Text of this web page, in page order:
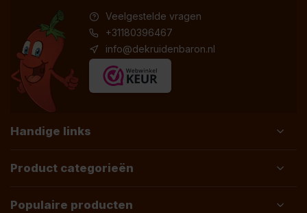
Veelgestelde vragen
+31180396467
info@dekruidenbaron.nl
Handige links
Product categorieën
Populaire producten